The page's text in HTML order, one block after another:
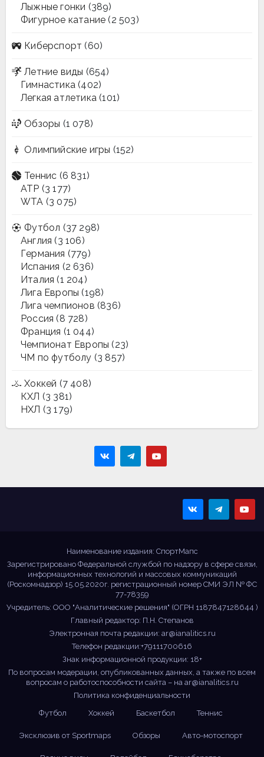
Лыжные гонки (389)
Фигурное катание (2 503)
Киберспорт (60)
Летние виды (654)
Гимнастика (402)
Легкая атлетика (101)
Обзоры (1 078)
Олимпийские игры (152)
Теннис (6 831)
ATP (3 177)
WTA (3 075)
Футбол (37 298)
Англия (3 106)
Германия (779)
Испания (2 636)
Италия (1 204)
Лига Европы (198)
Лига чемпионов (836)
Россия (8 728)
Франция (1 044)
Чемпионат Европы (23)
ЧМ по футболу (3 857)
Хоккей (7 408)
КХЛ (3 381)
НХЛ (3 179)
Наименование издания: СпортМапс
Зарегистрировано Федеральной службой по надзору в сфере связи,
информационных технологий и массовых коммуникаций
(Роскомнадзор) 15.05.2020г. регистрационный номер СМИ ЭЛ № ФС
77-78359
Учредитель: ООО "Аналитические решения" (ОГРН 1187847128644 )
Главный редактор: П.Н. Степанов
Электронная почта редакции: ar@ianalitics.ru
Телефон редакции:+79111700616
Знак информационной продукции: 18+
По вопросам модерации, опубликованных данных, а также по всем
вопросам о работоспособности сайта – на ar@ianalitics.ru
Политика конфиденциальности
Футбол
Хоккей Баскетбол Теннис
Эксклюзив от Sportmaps Обзоры Авто-мотоспорт